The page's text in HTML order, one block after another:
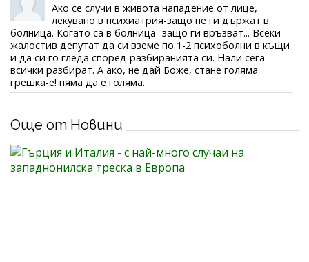
Ако се случи в живота нападение от лице,
лекувано в психиатрия-защо не ги държат в
болница. Когато са в болница- защо ги връзват... Всеки
жалостив депутат да си вземе по 1-2 психоболни в къщи
и да си го гледа според разбиранията си. Нали сега
всички разбират. А ако, не дай Боже, стане голяма
грешка-е! няма да е голяма.
Още от Новини